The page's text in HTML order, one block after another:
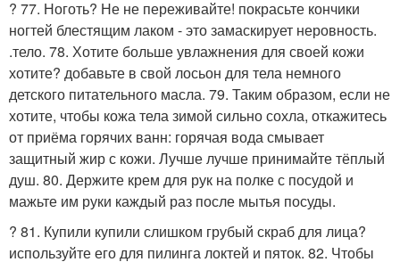
? 77. Ноготь? Не не переживайте! покрасьте кончики
ногтей блестящим лаком - это замаскирует неровность.
.тело. 78. Хотите больше увлажнения для своей кожи
хотите? добавьте в свой лосьон для тела немного
детского питательного масла. 79. Таким образом, если не
хотите, чтобы кожа тела зимой сильно сохла, откажитесь
от приёма горячих ванн: горячая вода смывает
защитный жир с кожи. Лучше лучше принимайте тёплый
душ. 80. Держите крем для рук на полке с посудой и
мажьте им руки каждый раз после мытья посуды.
? 81. Купили купили слишком грубый скраб для лица?
используйте его для пилинга локтей и пяток. 82. Чтобы